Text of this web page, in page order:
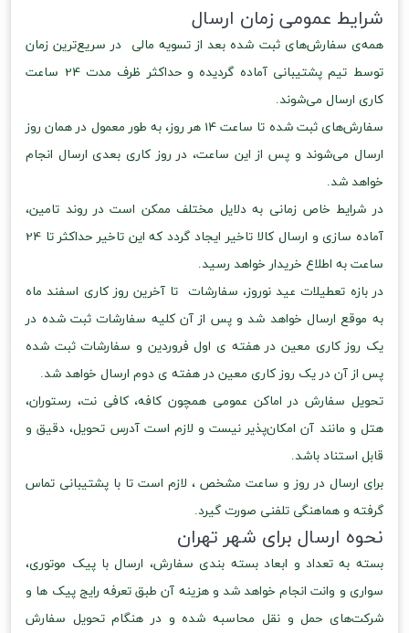
شرایط عمومی زمان ارسال
همه‌ی سفارش‌های ثبت شده بعد از تسویه مالی در سریع‌ترین زمان
توسط تیم پشتیبانی آماده گردیده و حداکثر ظرف مدت 24 ساعت
کاری ارسال می‌شوند.
سفارش‌های ثبت شده تا ساعت 14 هر روز، به طور معمول در همان روز
ارسال می‌شوند و پس از این ساعت، در روز کاری بعدی ارسال انجام
خواهد شد.
در شرایط خاص زمانی به دلایل مختلف ممکن است در روند تامین،
آماده سازی و ارسال کالا تاخیر ایجاد گردد که این تاخیر حداکثر تا 24
ساعت به اطلاع خریدار خواهد رسید.
در بازه تعطیلات عید نوروز، سفارشات تا آخرین روز کاری اسفند ماه
به موقع ارسال خواهد شد و پس از آن کلیه سفارشات ثبت شده در
یک روز کاری معین در هفته ی اول فروردین و سفارشات ثبت شده
پس از آن در یک روز کاری معین در هفته ی دوم ارسال خواهد شد.
تحویل سفارش در اماکن عمومی همچون کافه، کافی نت، رستوران،
هتل و مانند آن امکان‌پذیر نیست و لازم است آدرس تحویل، دقیق و
قابل استناد باشد.
برای ارسال در روز و ساعت مشخص ، لازم است تا با پشتیبانی تماس
گرفته و هماهنگی تلفنی صورت گیرد.
نحوه ارسال برای شهر تهران
بسته به تعداد و ابعاد بسته بندی سفارش، ارسال با پیک موتوری،
سواری و وانت انجام خواهد شد و هزینه آن طبق تعرفه رایج پیک ها و
شرکت‌های حمل و نقل محاسبه شده و در هنگام تحویل سفارش